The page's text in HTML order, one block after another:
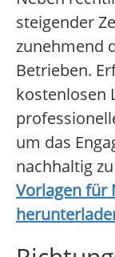
steigender
zunehmend
Betrieben.
kostenlosen
um das
nachhaltig
Vorlagen für